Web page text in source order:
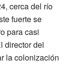
cerca del río
fuerte se
para casi
director del
la colonización